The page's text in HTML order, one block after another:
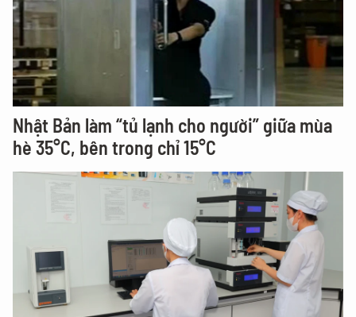
Nhật Bản làm “tủ lạnh cho người” giữa mùa
hè 35°C, bên trong chỉ 15°C